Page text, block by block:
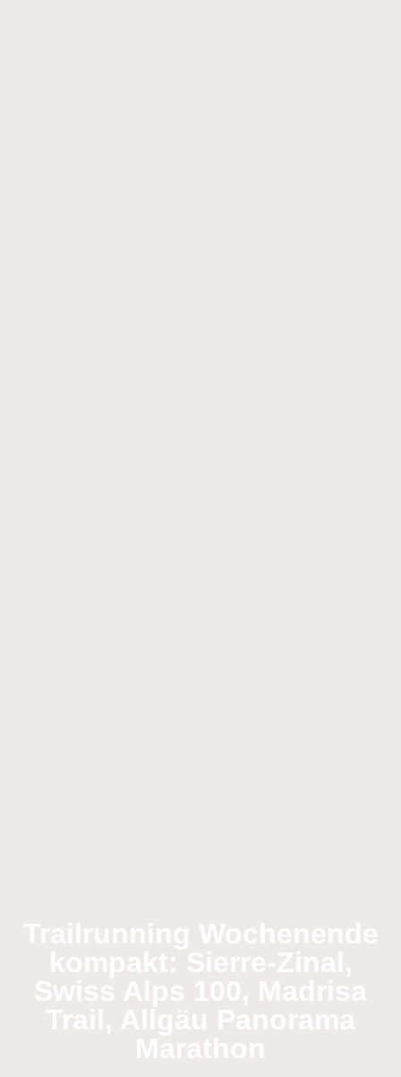
Trailrunning Wochenende
kompakt: Sierre-Zinal,
Swiss Alps 100, Madrisa
Trail, Allgäu Panorama
Marathon